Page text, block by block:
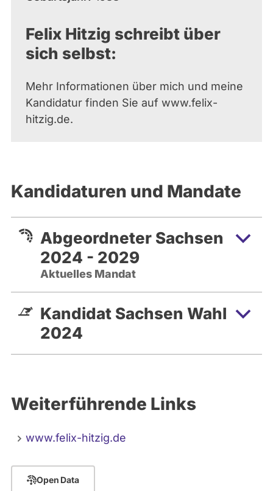
Felix Hitzig schreibt über
sich selbst:
Mehr Informationen über mich und meine
Kandidatur finden Sie auf www.felix-
hitzig.de.
Kandidaturen und Mandate
Abgeordneter Sachsen
2024 - 2029
Aktuelles Mandat
Kandidat Sachsen Wahl
2024
Weiterführende Links
www.felix-hitzig.de
Open Data